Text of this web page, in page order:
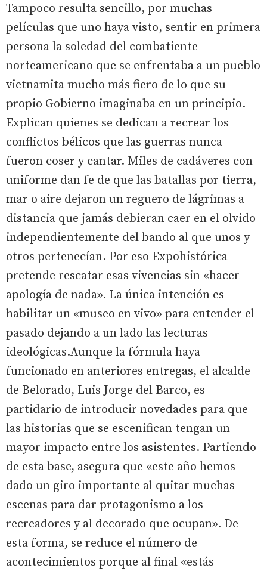
Tampoco resulta sencillo, por muchas
películas que uno haya visto, sentir en primera
persona la soledad del combatiente
norteamericano que se enfrentaba a un pueblo
vietnamita mucho más fiero de lo que su
propio Gobierno imaginaba en un principio.
Explican quienes se dedican a recrear los
conflictos bélicos que las guerras nunca
fueron coser y cantar. Miles de cadáveres con
uniforme dan fe de que las batallas por tierra,
mar o aire dejaron un reguero de lágrimas a
distancia que jamás debieran caer en el olvido
independientemente del bando al que unos y
otros pertenecían. Por eso Expohistórica
pretende rescatar esas vivencias sin «hacer
apología de nada». La única intención es
habilitar un «museo en vivo» para entender el
pasado dejando a un lado las lecturas
ideológicas.Aunque la fórmula haya
funcionado en anteriores entregas, el alcalde
de Belorado, Luis Jorge del Barco, es
partidario de introducir novedades para que
las historias que se escenifican tengan un
mayor impacto entre los asistentes. Partiendo
de esta base, asegura que «este año hemos
dado un giro importante al quitar muchas
escenas para dar protagonismo a los
recreadores y al decorado que ocupan». De
esta forma, se reduce el número de
acontecimientos porque al final «estás